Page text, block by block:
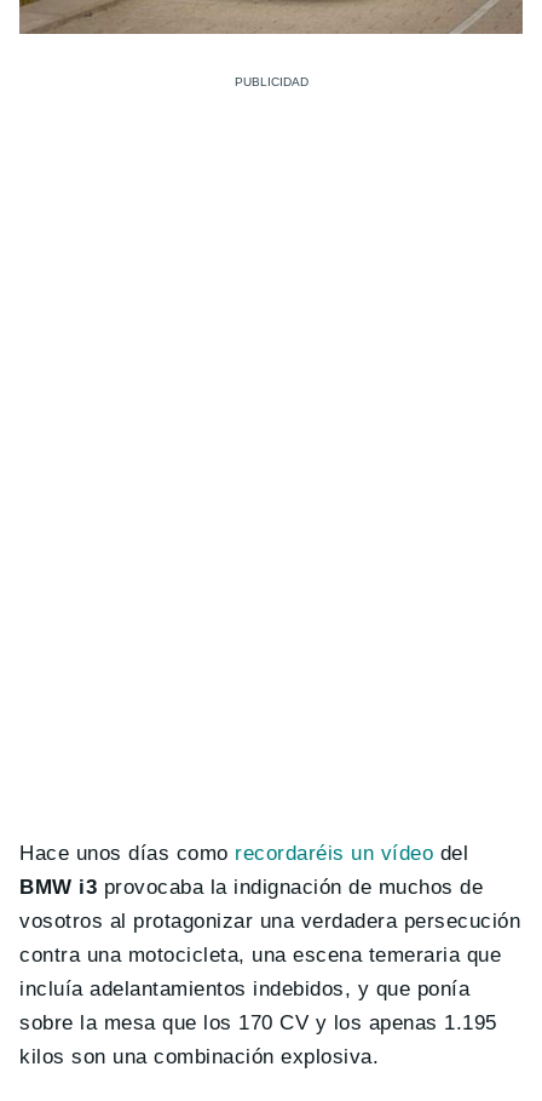
Hace unos días como recordaréis un vídeo del
BMW i3 provocaba la indignación de muchos de
vosotros al protagonizar una verdadera persecución
contra una motocicleta, una escena temeraria que
incluía adelantamientos indebidos, y que ponía
sobre la mesa que los 170 CV y los apenas 1.195
kilos son una combinación explosiva.